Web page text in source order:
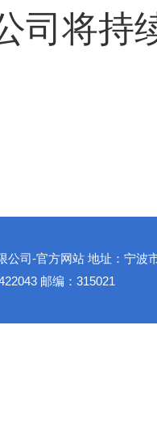
司将持
公司-官方网站 地址：宁波
邮编：315021